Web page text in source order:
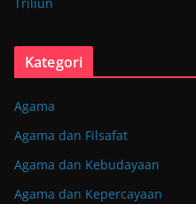
Triliun
Kategori
Agama
Agama dan Filsafat
Agama dan Kebudayaan
Agama dan Kepercayaan